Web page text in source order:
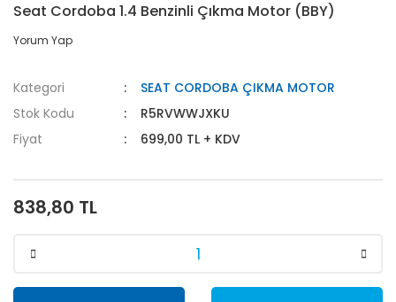
Seat Cordoba 1.4 Benzinli Çıkma Motor (BBY)
Yorum Yap
Kategori
SEAT CORDOBA ÇIKMA MOTOR
Stok Kodu
R5RVWWJXKU
Fiyat
699,00 TL + KDV
838,80 TL